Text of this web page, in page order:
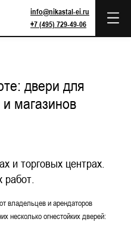
info@nikastal-ei.ru
+7 (495) 729-49-06
двери для
магазинов
и торговых центрах.
владельцев и арендаторов
несколько огнестойких дверей: